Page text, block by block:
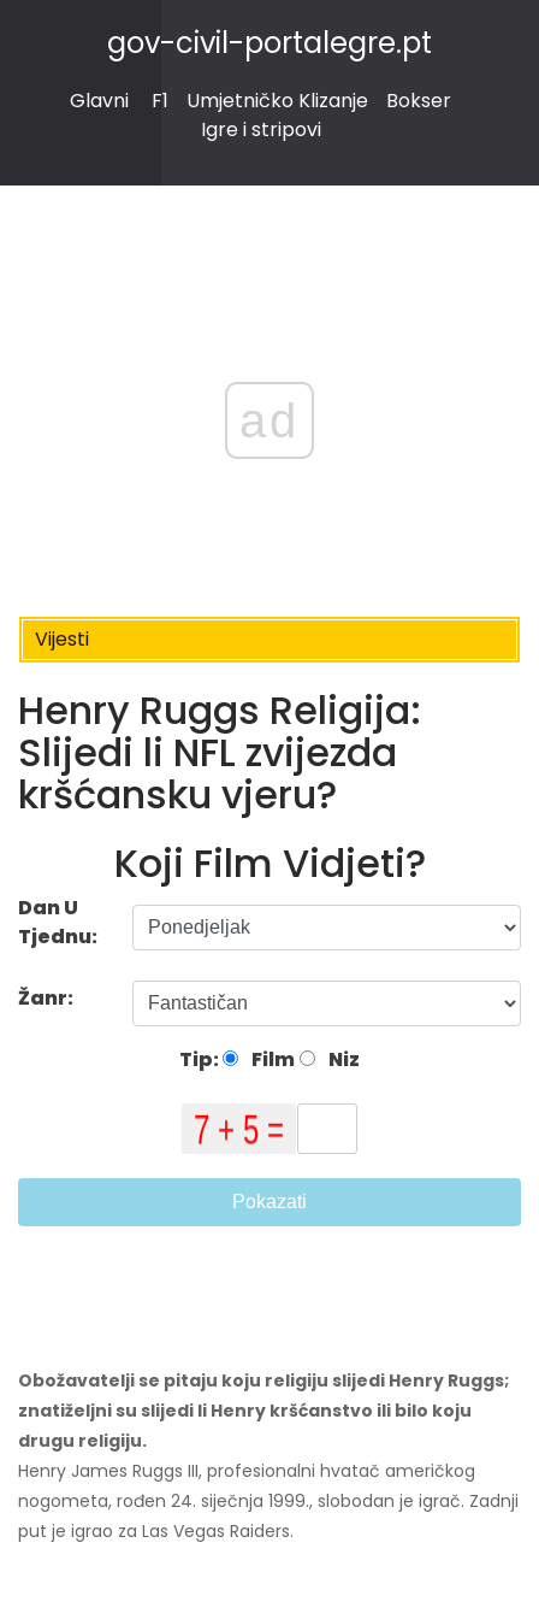
gov-civil-portalegre.pt
Glavni F1 Umjetničko Klizanje
Bokser
Igre i stripovi
ad
Vijesti
Henry Ruggs Religija:
Slijedi li NFL zvijezda
kršćansku vjeru?
Koji Film Vidjeti?
Dan U
Tjednu:
Žanr:
Tip: Film Niz
Pokazati
Obožavatelji se pitaju koju religiju slijedi Henry Ruggs;
znatiželjni su slijedi li Henry kršćanstvo ili bilo koju
drugu religiju.
Henry James Ruggs III, profesionalni hvatač američkog
nogometa, rođen 24. siječnja 1999., slobodan je igrač. Zadnji
put je igrao za Las Vegas Raiders.